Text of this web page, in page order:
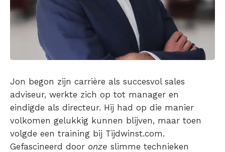
Jon begon zijn carrière als succesvol sales
adviseur, werkte zich op tot manager en
eindigde als directeur. Hij had op die manier
volkomen gelukkig kunnen blijven, maar toen
volgde een training bij Tijdwinst.com.
Gefascineerd door onze slimme technieken